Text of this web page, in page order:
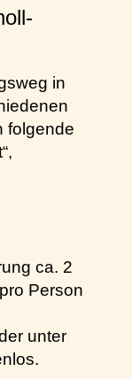
in
folgende
ca. 2
Person
unter